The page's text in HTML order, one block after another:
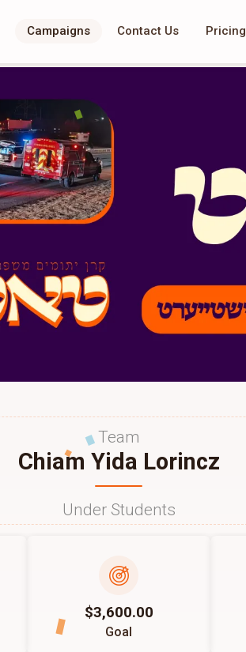
Campaigns Contact Us Pricing
Team
Chiam Yida Lorincz
Under Students
$3,600.00
Goal